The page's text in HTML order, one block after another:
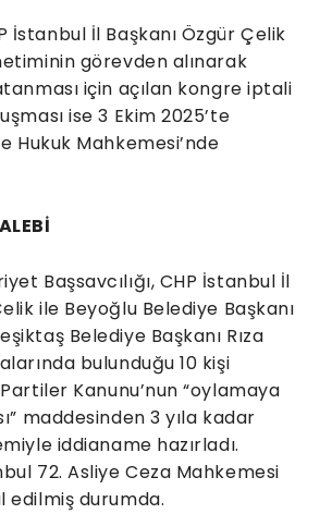
İstanbul İl Başkanı Özgür Çelik
görevden alınarak
için açılan kongre iptali
ise 3 Ekim 2025’te
Hukuk Mahkemesi’nde
Başsavcılığı, CHP İstanbul İl
ile Beyoğlu Belediye Başkanı
Belediye Başkanı Rıza
bulunduğu 10 kişi
Kanunu’nun “oylamaya
maddesinden 3 yıla kadar
iddianame hazırladı.
72. Asliye Ceza Mahkemesi
edilmiş durumda.